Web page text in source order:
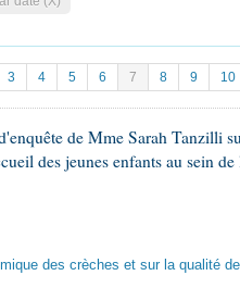
... )
3 4 5 6 7 8 9 10
de Mme Sarah Tanzilli
des jeunes enfants au sein de
des crèches et sur la qualité